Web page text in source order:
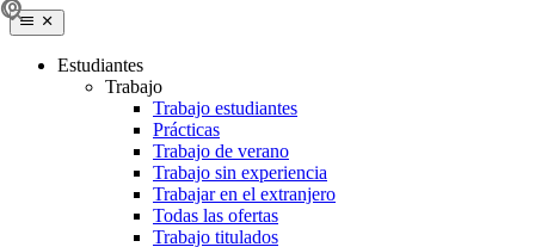
Estudiantes
Trabajo
Trabajo estudiantes
Prácticas
Trabajo de verano
Trabajo sin experiencia
Trabajar en el extranjero
Todas las ofertas
Trabajo titulados